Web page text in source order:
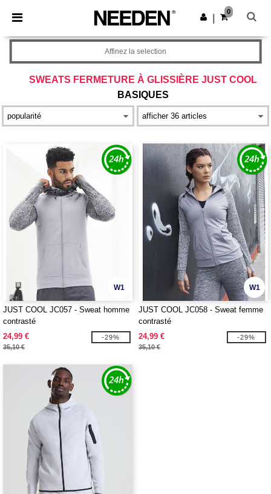
× Appli Needen
Meilleurs prix sur l’app !
Obtenir l'appli
0
SWEATS FERMETURE À GLISSIÈRE JUST COOL
BASIQUES
Affinez la selection
W1
JUST COOL JC057 - Sweat homme
contrasté
24,99 €
35,10 €
-29%
W1
JUST COOL JC058 - Sweat femme
contrasté
24,99 €
35,10 €
-29%